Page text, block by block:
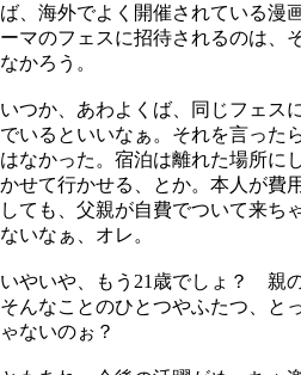
ば、海外でよく開催されている漫
ーマのフェスに招待されるのは、
なかろう。
いつか、あわよくば、同じフェス
でいるといいなぁ。それを言った
はなかった。宿泊は離れた場所に
かせて行かせる、とか。本人が費
しても、父親が自費でついて来ち
ないなぁ、オレ。
いやいや、もう21歳でしょ？ 親
そんなことのひとつやふたつ、と
ゃないのぉ？